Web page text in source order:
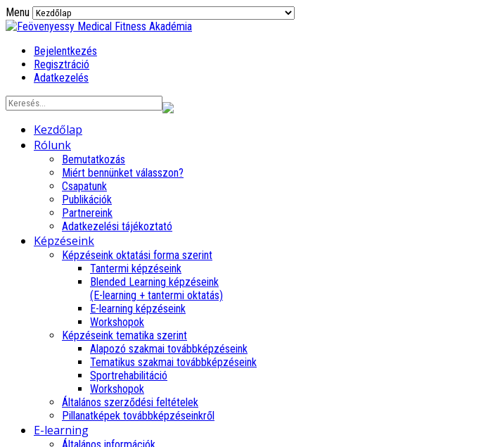
Menu
Bejelentkezés
Regisztráció
Adatkezelés
Kezdőlap
Rólunk
Bemutatkozás
Miért bennünket válasszon?
Csapatunk
Publikációk
Partnereink
Adatkezelési tájékoztató
Képzéseink
Képzéseink oktatási forma szerint
Tantermi képzéseink
Blended Learning képzéseink
(E-learning + tantermi oktatás)
E-learning képzéseink
Workshopok
Képzéseink tematika szerint
Alapozó szakmai továbbképzéseink
Tematikus szakmai továbbképzéseink
Sportrehabilitáció
Workshopok
Általános szerződési feltételek
Pillanatképek továbbképzéseinkről
E-learning